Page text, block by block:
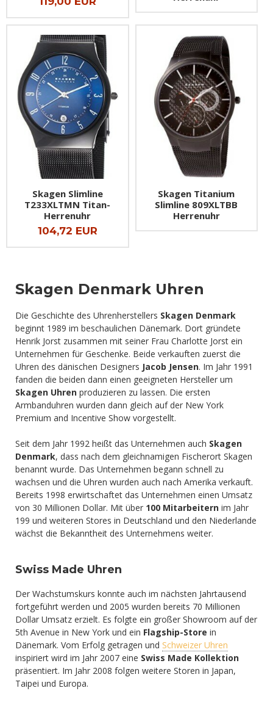
Skagen Slimline
T233XLTMN Titan-
Herrenuhr
104,72 EUR
Skagen Titanium
Slimline 809XLTBB
Herrenuhr
Skagen Denmark Uhren
Die Geschichte des Uhrenherstellers Skagen Denmark
beginnt 1989 im beschaulichen Dänemark. Dort gründete
Henrik Jorst zusammen mit seiner Frau Charlotte Jorst ein
Unternehmen für Geschenke. Beide verkauften zuerst die
Uhren des dänischen Designers Jacob Jensen. Im Jahr 1991
fanden die beiden dann einen geeigneten Hersteller um
Skagen Uhren produzieren zu lassen. Die ersten
Armbanduhren wurden dann gleich auf der New York
Premium and Incentive Show vorgestellt.
Seit dem Jahr 1992 heißt das Unternehmen auch Skagen
Denmark, dass nach dem gleichnamigen Fischerort Skagen
benannt wurde. Das Unternehmen begann schnell zu
wachsen und die Uhren wurden auch nach Amerika verkauft.
Bereits 1998 erwirtschaftet das Unternehmen einen Umsatz
von 30 Millionen Dollar. Mit über 100 Mitarbeitern im Jahr
199 und weiteren Stores in Deutschland und den Niederlande
wächst die Bekanntheit des Unternehmens weiter.
Swiss Made Uhren
Der Wachstumskurs konnte auch im nächsten Jahrtausend
fortgeführt werden und 2005 wurden bereits 70 Millionen
Dollar Umsatz erzielt. Es folgte ein großer Showroom auf der
5th Avenue in New York und ein Flagship-Store in
Dänemark. Vom Erfolg getragen und Schweizer Uhren
inspiriert wird im Jahr 2007 eine Swiss Made Kollektion
präsentiert. Im Jahr 2008 folgen weitere Storen in Japan,
Taipei und Europa.